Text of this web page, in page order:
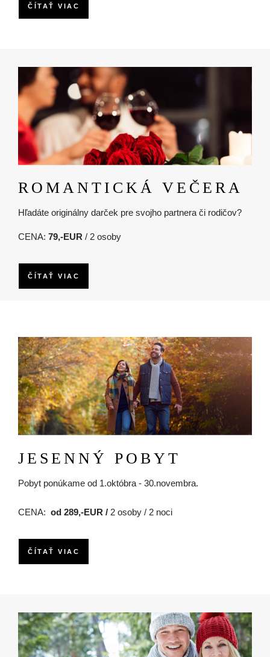
ČÍTAŤ VIAC
Obrázok
ROMANTICKÁ VEČERA
Hľadáte originálny darček pre svojho partnera či rodičov?
CENA: 79,-EUR / 2 osoby
ČÍTAŤ VIAC
Obrázok
JESENNÝ POBYT
Pobyt ponúkame od 1.októbra - 30.novembra.
CENA: od 289,-EUR / 2 osoby / 2 noci
ČÍTAŤ VIAC
Obrázok